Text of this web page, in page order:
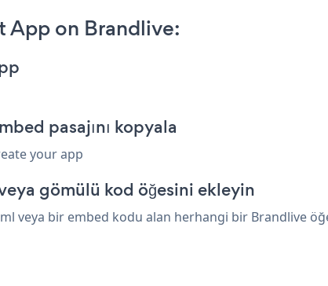
App on Brandlive:
pasajını kopyala
your app
gömülü kod öğesini ekleyin
veya bir embed kodu alan herhangi bir Brandlive